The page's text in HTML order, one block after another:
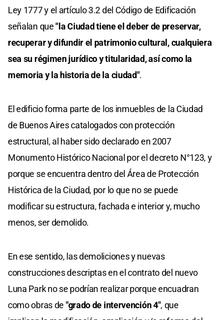
Ley 1777 y el artículo 3.2 del Código de Edificación
señalan que"la Ciudad tiene el deber de preservar,
recuperar y difundir el patrimonio cultural, cualquiera
sea su régimen jurídico y titularidad, así como la
memoria y la historia de la ciudad".
El edificio forma parte de los inmuebles de la Ciudad
de Buenos Aires catalogados con protección
estructural, al haber sido declarado en 2007
Monumento Histórico Nacional por el decreto N°123, y
porque se encuentra dentro del Área de Protección
Histórica de la Ciudad, por lo que no se puede
modificar su estructura, fachada e interior y, mucho
menos, ser demolido.
En ese sentido, las demoliciones y nuevas
construcciones descriptas en el contrato del nuevo
Luna Park no se podrían realizar porque encuadran
como obras de "grado de intervención 4", que